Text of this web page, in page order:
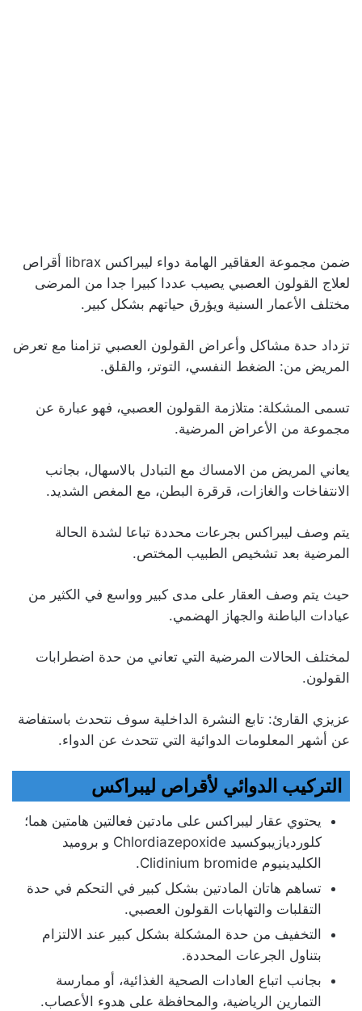
ضمن مجموعة العقاقير الهامة دواء ليبراكس librax أقراص
لعلاج القولون العصبي يصيب عددا كبيرا جدا من المرضى
مختلف الأعمار السنية ويؤرق حياتهم بشكل كبير.
تزداد حدة مشاكل وأعراض القولون العصبي تزامنا مع تعرض
المريض من: الضغط النفسي، التوتر، والقلق.
تسمى المشكلة: متلازمة القولون العصبي، فهو عبارة عن
مجموعة من الأعراض المرضية.
يعاني المريض من الامساك مع التبادل بالاسهال، بجانب
الانتفاخات والغازات، قرقرة البطن، مع المغص الشديد.
يتم وصف ليبراكس بجرعات محددة تباعا لشدة الحالة
المرضية بعد تشخيص الطبيب المختص.
حيث يتم وصف العقار على مدى كبير وواسع في الكثير من
عيادات الباطنة والجهاز الهضمي.
لمختلف الحالات المرضية التي تعاني من حدة اضطرابات
القولون.
عزيزي القارئ: تابع النشرة الداخلية سوف نتحدث باستفاضة
عن أشهر المعلومات الدوائية التي تتحدث عن الدواء.
التركيب الدوائي لأقراص ليبراكس
يحتوي عقار ليبراكس على مادتين فعالتين هامتين هما؛
كلورديازيبوكسيد Chlordiazepoxide و بروميد
الكليدينيوم Clidinium bromide.
تساهم هاتان المادتين بشكل كبير في التحكم في حدة
التقلبات والتهابات القولون العصبي.
التخفيف من حدة المشكلة بشكل كبير عند الالتزام
بتناول الجرعات المحددة.
بجانب اتباع العادات الصحية الغذائية، أو ممارسة
التمارين الرياضية، والمحافظة على هدوء الأعصاب.